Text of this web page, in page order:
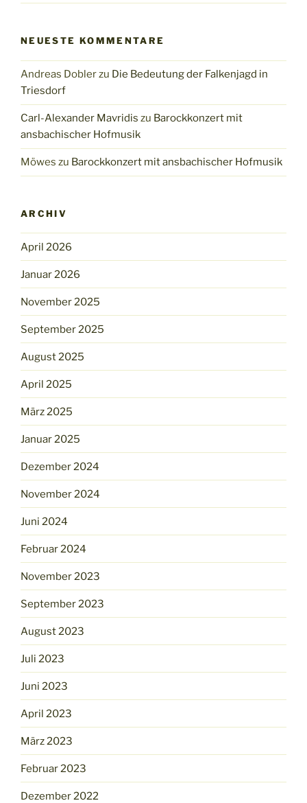
NEUESTE KOMMENTARE
Andreas Doblerzu Die Bedeutung der Falkenjagd in
Triesdorf
Carl-Alexander Mavridis zu Barockkonzert mit
ansbachischer Hofmusik
Möwes zu Barockkonzert mit ansbachischer Hofmusik
ARCHIV
April 2026
Januar 2026
November 2025
September 2025
August 2025
April 2025
März 2025
Januar 2025
Dezember 2024
November 2024
Juni 2024
Februar 2024
November 2023
September 2023
August 2023
Juli 2023
Juni 2023
April 2023
März 2023
Februar 2023
Dezember 2022